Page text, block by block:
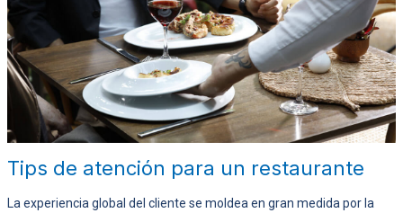
Tips de atención para un restaurante
La experiencia global del cliente se moldea en gran medida por la